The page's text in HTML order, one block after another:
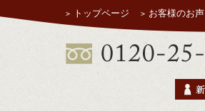
トップページ お客様のお声